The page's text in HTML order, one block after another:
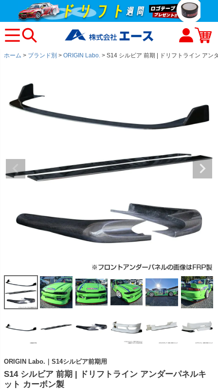
ホーム ブランド別 ORIGIN Labo. S14 シルビア 前期 | ドリフトライン アン
ORIGIN Labo.｜S14シルビア前期用
S14 シルビア 前期 | ドリフトライン アンダーパネルキ
ット カーボン製